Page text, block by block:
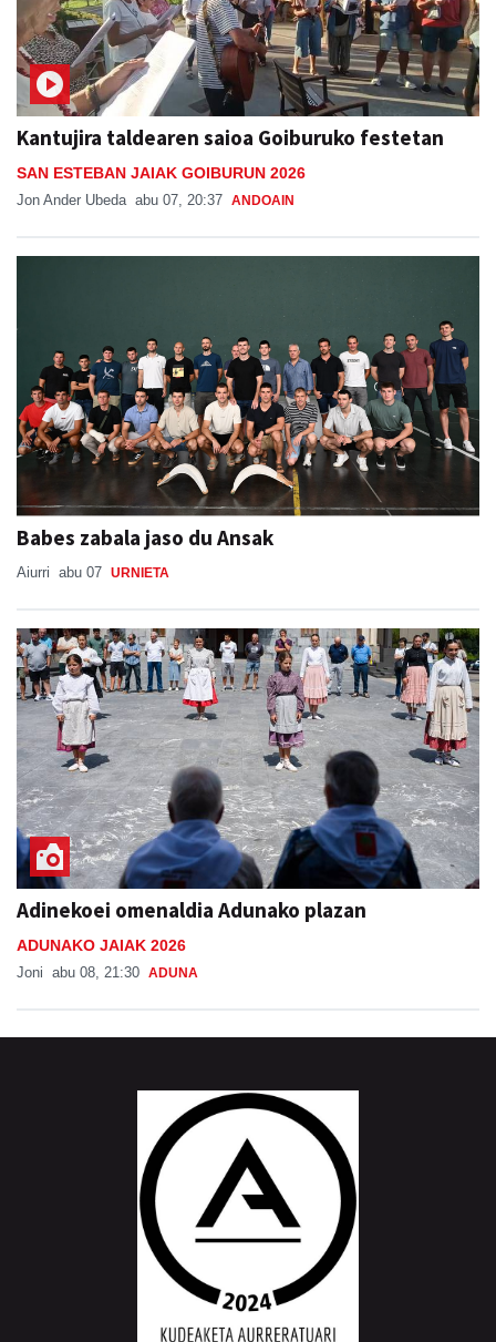
Kantujira taldearen saioa Goiburuko festetan
SAN ESTEBAN JAIAK GOIBURUN 2026
Jon Ander Ubeda abu 07, 20:37 ANDOAIN
Babes zabala jaso du Ansak
Aiurri abu 07 URNIETA
Adinekoei omenaldia Adunako plazan
ADUNAKO JAIAK 2026
Joni abu 08, 21:30 ADUNA